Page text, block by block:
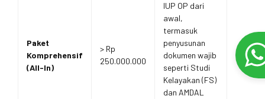
Paket
Komprehensif
(All-In)
> Rp
250.000.000
IUP OP dari
awal,
termasuk
penyusunan
dokumen wajib
seperti Studi
Kelayakan (FS)
dan AMDAL